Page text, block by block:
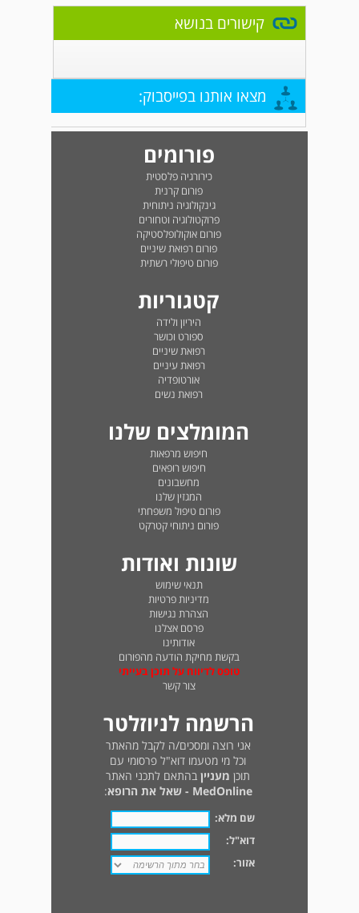
קישורים בנושא
מצאו אותנו בפייסבוק:
פורומים
כירורגיה פלסטית
פורום קרנית
גינקולוגיה ניתוחית
פרוקטולוגיה וטחורים
פורום אוקולופלסטיקה
פורום רפואת שיניים
פורום טיפולי רשתית
קטגוריות
היריון ולידה
ספורט וכושר
רפואת שיניים
רפואת עיניים
אורטופדיה
רפואת נשים
המומלצים שלנו
חיפוש מרפאות
חיפוש רופאים
מחשבונים
המגזין שלנו
פורום טיפול משפחתי
פורום ניתוחי קטרקט
שונות ואודות
תנאי שימוש
מדיניות פרטיות
הצהרת נגישות
פרסם אצלנו
אודותינו
בקשת מחיקת הודעה מהפורום
טופס לדיווח על תוכן בעייתי
צור קשר
הרשמה לניוזלטר
אני רוצה ומסכים/ה לקבל מהאתר
וכל מי מטעמו דוא"ל פרסומי עם
תוכן מעניין בהתאם לתכני האתר
MedOnline - שאל את הרופא
:
שם מלא:
דוא"ל:
אזור: